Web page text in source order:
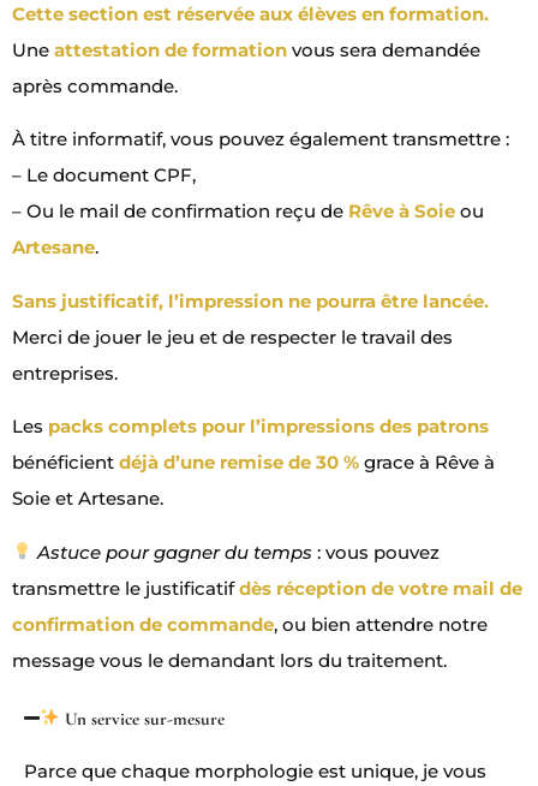
Cette section est réservée aux élèves en formation.
Une attestation de formation vous sera demandée
après commande.
À titre informatif, vous pouvez également transmettre :
– Le document CPF,
– Ou le mail de confirmation reçu de Rêve à Soie ou
Artesane.
Sans justificatif, l’impression ne pourra être lancée.
Merci de jouer le jeu et de respecter le travail des
entreprises.
Les packs complets pour l’impressions des patrons
bénéficient déjà d’une remise de 30 % grace à Rêve à
Soie et Artesane.
Astuce pour gagner du temps : vous pouvez
transmettre le justificatifdès réception de votre mail de
confirmation de commande, ou bien attendre notre
message vous le demandant lors du traitement.
Un service sur-mesure
Parce que chaque morphologie est unique, je vous